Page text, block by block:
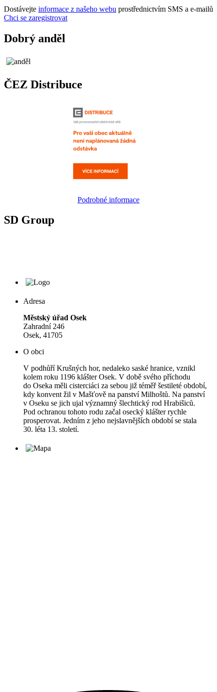
Dostávejte informace z našeho webu prostřednictvím SMS a e-mailů
Chci se zaregistrovat
Dobrý anděl
ČEZ Distribuce
Podrobné informace
SD Group
Adresa
Městský úřad Osek
Zahradní 246
Osek, 41705
O obci
V podhůří Krušných hor, nedaleko saské hranice, vznikl
kolem roku 1196 klášter Osek. V době svého příchodu
do Oseka měli cisterciáci za sebou již téměř šestileté období,
kdy konvent žil v Mašťově na panství Milhoštů. Na panství
v Oseku se jich ujal významný šlechtický rod Hrabišiců.
Pod ochranou tohoto rodu začal osecký klášter rychle
prosperovat. Jedním z jeho nejslavnějších období se stala
30. léta 13. století.